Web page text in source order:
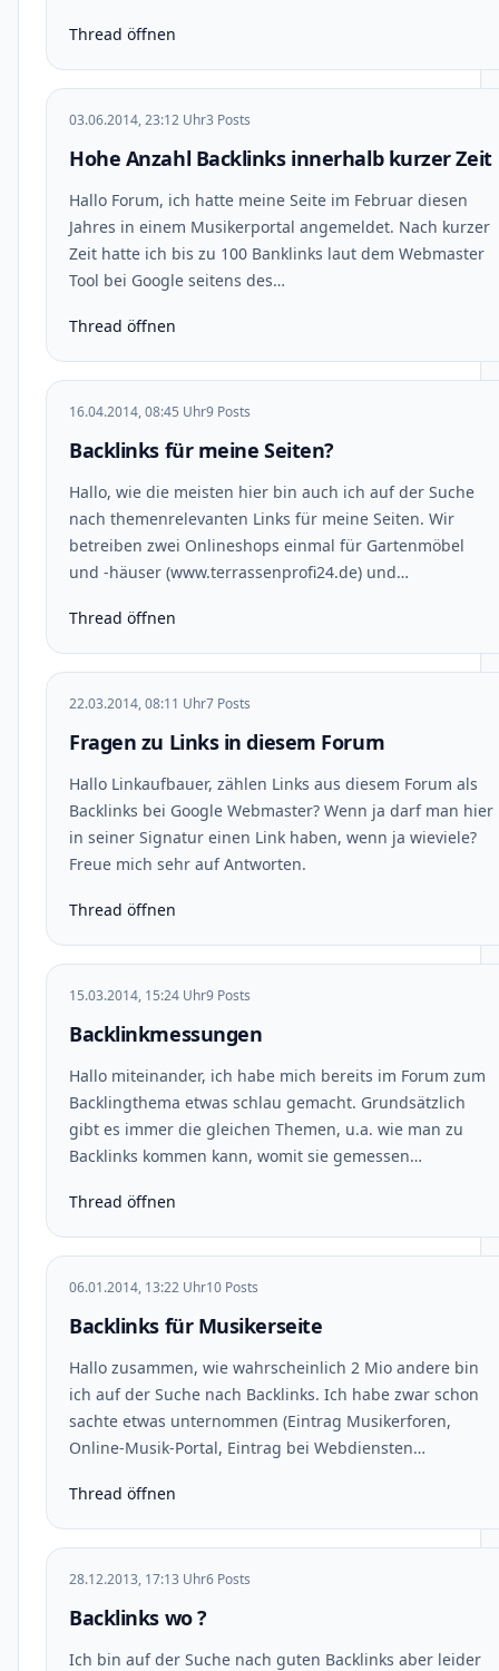
Thread öffnen
03.06.2014, 23:12 Uhr3 Posts
Hohe Anzahl Backlinks innerhalb kurzer Zeit
Hallo Forum, ich hatte meine Seite im Februar diesen
Jahres in einem Musikerportal angemeldet. Nach kurzer
Zeit hatte ich bis zu 100 Banklinks laut dem Webmaster
Tool bei Google seitens des…
Thread öffnen
16.04.2014, 08:45 Uhr9 Posts
Backlinks für meine Seiten?
Hallo, wie die meisten hier bin auch ich auf der Suche
nach themenrelevanten Links für meine Seiten. Wir
betreiben zwei Onlineshops einmal für Gartenmöbel
und -häuser (www.terrassenprofi24.de) und…
Thread öffnen
22.03.2014, 08:11 Uhr7 Posts
Fragen zu Links in diesem Forum
Hallo Linkaufbauer, zählen Links aus diesem Forum als
Backlinks bei Google Webmaster? Wenn ja darf man hier
in seiner Signatur einen Link haben, wenn ja wieviele?
Freue mich sehr auf Antworten.
Thread öffnen
15.03.2014, 15:24 Uhr9 Posts
Backlinkmessungen
Hallo miteinander, ich habe mich bereits im Forum zum
Backlingthema etwas schlau gemacht. Grundsätzlich
gibt es immer die gleichen Themen, u.a. wie man zu
Backlinks kommen kann, womit sie gemessen…
Thread öffnen
06.01.2014, 13:22 Uhr10 Posts
Backlinks für Musikerseite
Hallo zusammen, wie wahrscheinlich 2 Mio andere bin
ich auf der Suche nach Backlinks. Ich habe zwar schon
sachte etwas unternommen (Eintrag Musikerforen,
Online-Musik-Portal, Eintrag bei Webdiensten…
Thread öffnen
28.12.2013, 17:13 Uhr6 Posts
Backlinks wo ?
Ich bin auf der Suche nach guten Backlinks aber leider